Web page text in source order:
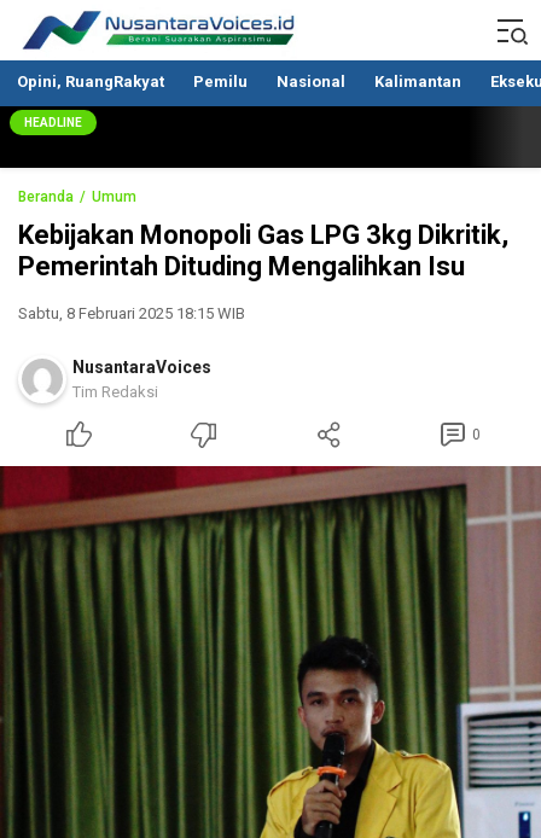
Nusantaravoices.id
Berani Suarakan Aspirasimu
Opini, RuangRakyat Pemilu Nasional Kalimantan
HEADLINE
Beranda Umum
Kebijakan Monopoli Gas LPG 3kg Dikritik,
Pemerintah Dituding Mengalihkan Isu
Sabtu, 8 Februari 2025 18:15 WIB
NusantaraVoices
Tim Redaksi
0